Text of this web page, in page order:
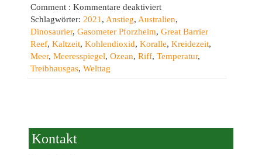
Comment : Kommentare deaktiviertfür
Welttag
der
Ozeane:
Great
Reef
Schlagwörter: 2021 , Anstieg, Australien,
Dinosaurier, Gasometer Pforzheim, Great Barrier
Reef, Kaltzeit, Kohlendioxid, Koralle, Kreidezeit,
Meer, Meeresspiegel, Ozean, Riff, Temperatur,
Treibhausgas, Welttag
Kontakt